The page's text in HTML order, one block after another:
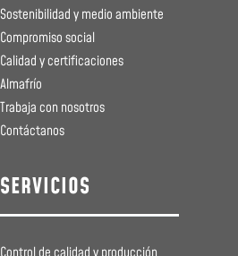
Sostenibilidad y medio ambiente
Compromiso social
Calidad y certificaciones
Almafrío
Trabaja con nosotros
Contáctanos
SERVICIOS